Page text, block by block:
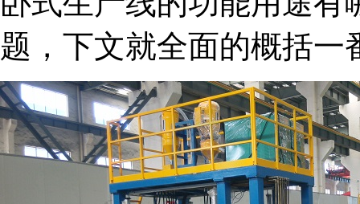
题，下文就全面的概括一